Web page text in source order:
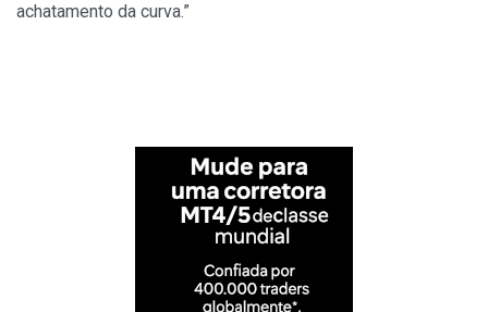
achatamento da curva.”